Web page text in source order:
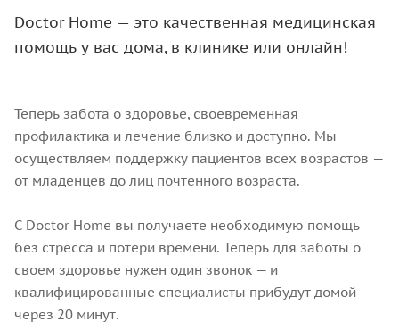
Doctor Home — это качественная медицинская
помощь у вас дома, в клинике или онлайн!
Теперь забота о здоровье, своевременная
профилактика и лечение близко и доступно. Мы
осуществляем поддержку пациентов всех возрастов —
от младенцев до лиц почтенного возраста.
С Doctor Home вы получаете необходимую помощь
без стресса и потери времени. Теперь для заботы о
своем здоровье нужен один звонок — и
квалифицированные специалисты прибудут домой
через 20 минут.